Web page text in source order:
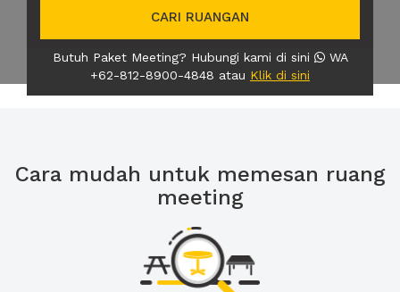
CARI RUANGAN
Butuh Paket Meeting? Hubungi kami di sini
WA
+62-812-8900-4848 atau Klik di sini
Cara mudah untuk memesan ruang
meeting